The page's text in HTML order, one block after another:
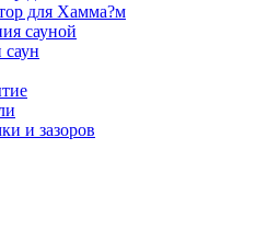
для Хамма?м
сауной
саун
и зазоров